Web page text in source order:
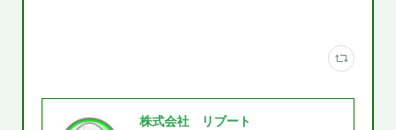
株式会社 リブート